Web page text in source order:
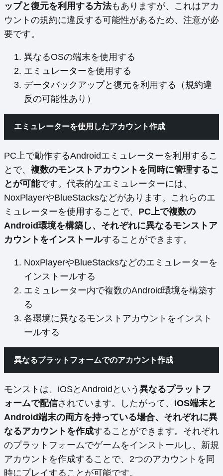
ップと復元を利用する方法もありますが、これはアカ
ウントの規約に違反する可能性があるため、注意が必
要です。
異なるOSの端末を使用する
エミュレーターを使用する
データバックアップと復元を利用する（規約違
反の可能性あり）
エミュレーターを使用したアカウント作成
PC上で動作するAndroidエミュレーターを利用するこ
とで、 複数のモンストアカウントを同時に管理するこ
とが可能です。代表的なエミュレーターには、
NoxPlayerやBlueStacksなどがあります。これらのエ
ミュレーターを使用することで、 PC上で複数の
Android環境を構築し、それぞれに異なるモンストア
カウントをインストールすることができます。
NoxPlayerやBlueStacksなどのエミュレーターを
インストールする
エミュレーター内で複数のAndroid環境を構築す
る
各環境に異なるモンストアカウントをインスト
ールする
異なるプラットフォームでのアカウント作成
モンストは、iOSとAndroidという 異なるプラットフ
ォームで配信されています。したがって、 iOS端末と
Android端末の両方を持っている場合、それぞれに異
なるアカウントを作成することができます。それぞれ
のプラットフォームでゲームをインストールし、新規
アカウントを作成することで、2つのアカウントを同
時にプレイすることが可能です。